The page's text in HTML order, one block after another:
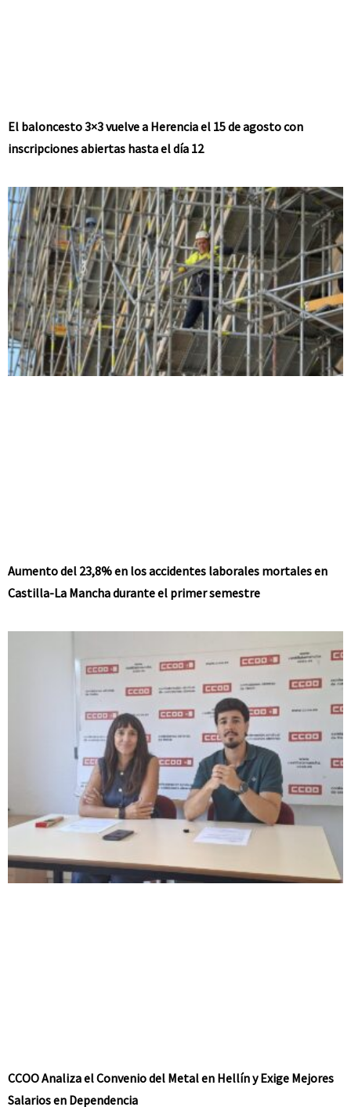
El baloncesto 3×3 vuelve a Herencia el 15 de agosto con
inscripciones abiertas hasta el día 12
Aumento del 23,8% en los accidentes laborales mortales en
Castilla-La Mancha durante el primer semestre
CCOO Analiza el Convenio del Metal en Hellín y Exige Mejores
Salarios en Dependencia